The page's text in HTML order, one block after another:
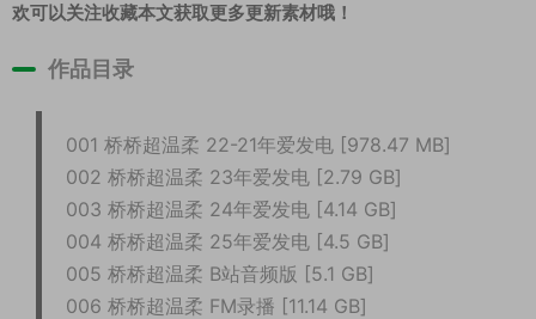
欢可以关注收藏本文获取更多更新素材哦！
作品目录
001 桥桥超温柔 22-21年爱发电 [978.47 MB]
002 桥桥超温柔 23年爱发电 [2.79 GB]
003 桥桥超温柔 24年爱发电 [4.14 GB]
004 桥桥超温柔 25年爱发电 [4.5 GB]
005 桥桥超温柔 B站音频版 [5.1 GB]
006 桥桥超温柔 FM录播 [11.14 GB]